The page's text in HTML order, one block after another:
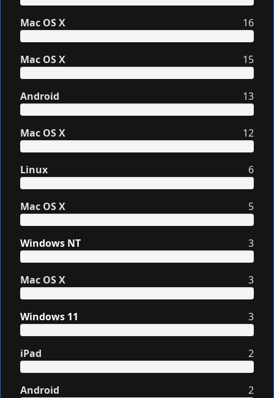
Mac OS X 16
Mac OS X 15
Android 13
Mac OS X 12
Linux 6
Mac OS X 5
Windows NT 3
Mac OS X 3
Windows 11 3
iPad 2
Android 2